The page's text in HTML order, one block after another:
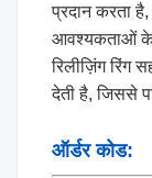
प्रदान करता है,
आवश्यकताओं के
रिलीज़िंग
देती है, जिससे
ऑर्डर कोड: